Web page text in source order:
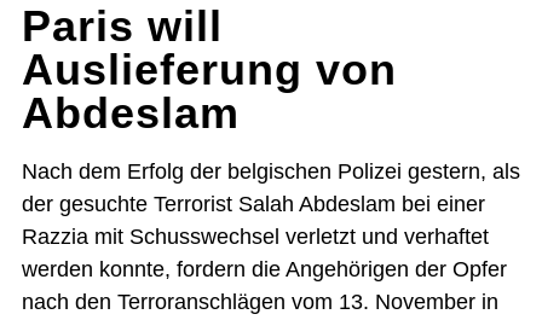
Paris will
Auslieferung von
Abdeslam
Nach dem Erfolg der belgischen Polizei gestern, als
der gesuchte Terrorist Salah Abdeslam bei einer
Razzia mit Schusswechsel verletzt und verhaftet
werden konnte, fordern die Angehörigen der Opfer
nach den Terroranschlägen vom 13. November in